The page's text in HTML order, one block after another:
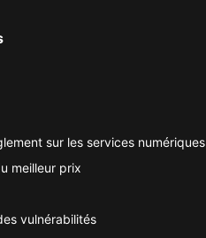
sur les services numériques
meilleur prix
vulnérabilités